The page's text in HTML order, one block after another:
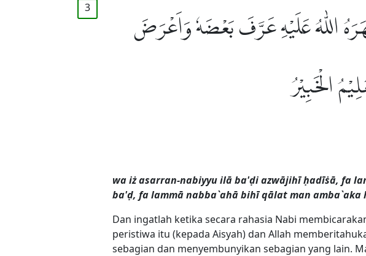
3
اللّٰهُ عَلَيْهِ عَرَّفَ بَعْضَهٗ وَاَعْرَضَ
الْخَبِيْرُ
wa iż asarran-nabiyyu ilā ba'ḍi azwājihī ḥadīṡā, fa
ba'ḍ, fa lammā nabba`ahā bihī qālat man
Dan ingatlah ketika secara rahasia Nabi
peristiwa itu (kepada Aisyah) dan Allah
sebagian dan menyembunyikan sebagian yang lain.